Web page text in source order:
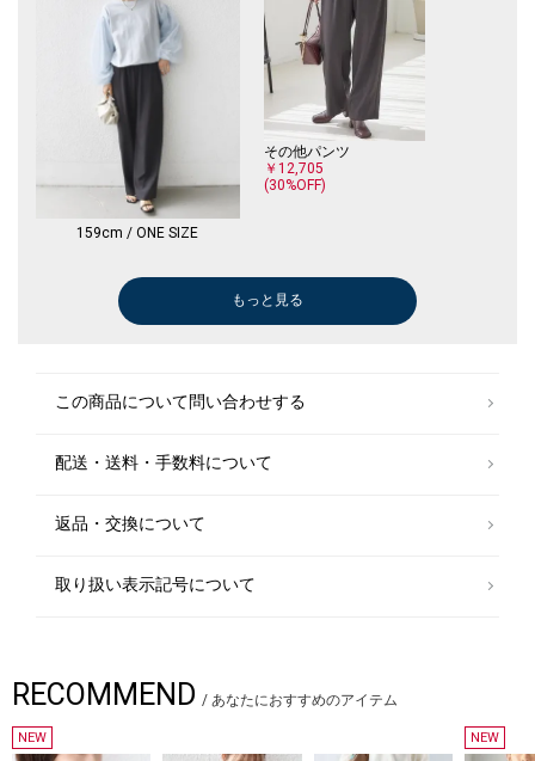
159cm / ONE SIZE
その他パンツ
￥12,705
(30%OFF)
その他パンツ
その他パンツ
もっと見る
この商品について問い合わせする
配送・送料・手数料について
返品・交換について
取り扱い表示記号について
RECOMMEND / あなたにおすすめのアイテム
NEW NEW